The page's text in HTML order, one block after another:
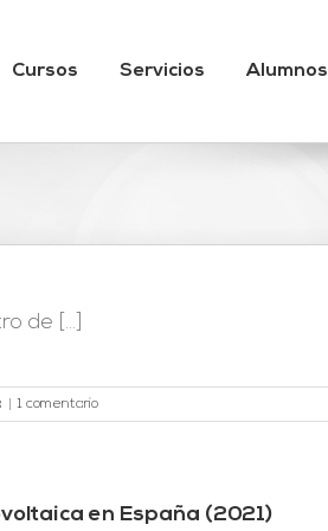
Cursos Servicios Alumnos
de [...]
1 comentario
en España (2021)